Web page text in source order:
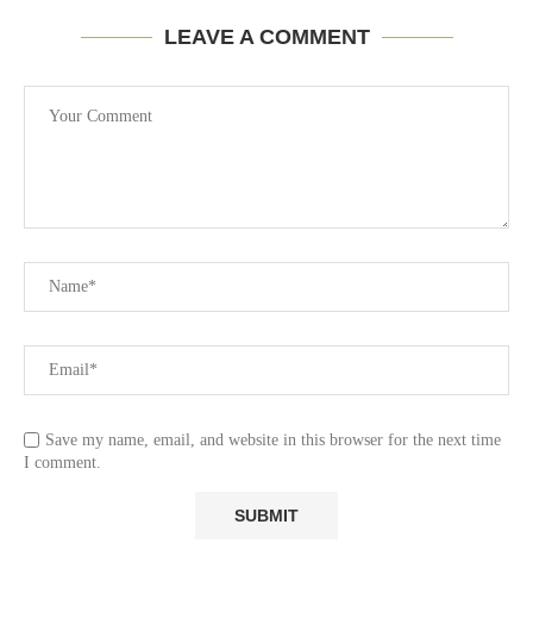
LEAVE A COMMENT
Save my name, email, and website in this browser for the next time
I comment.